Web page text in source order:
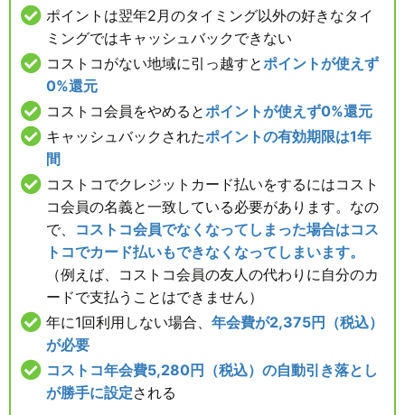
ポイントは翌年2月のタイミング以外の好きなタイ
ミングではキャッシュバックできない
コストコがない地域に引っ越すとポイントが使えず
0%還元
コストコ会員をやめるとポイントが使えず0%還元
キャッシュバックされたポイントの有効期限は1年
間
コストコでクレジットカード払いをするにはコスト
コ会員の名義と一致している必要があります。なの
で、 コストコ会員でなくなってしまった場合はコス
トコでカード払いもできなくなってしまいます。
（例えば、コストコ会員の友人の代わりに自分のカ
ードで支払うことはできません）
年に1回利用しない場合、 年会費が2,375円（税込）
が必要
コストコ年会費5,280円（税込）の自動引き落とし
が勝手に設定される